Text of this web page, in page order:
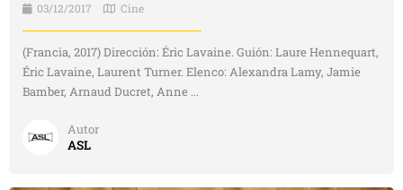
03/12/2017 Cine
(Francia, 2017) Dirección: Éric Lavaine. Guión: Laure Hennequart,
Éric Lavaine, Laurent Turner. Elenco: Alexandra Lamy, Jamie
Bamber, Arnaud Ducret, Anne ...
Autor
ASL